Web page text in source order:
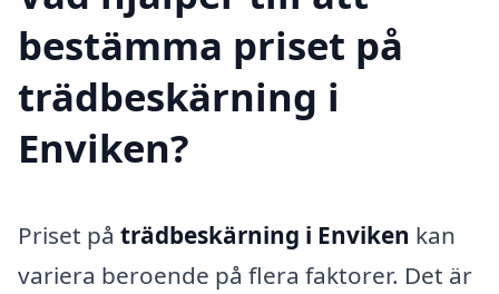
bestämma priset på
trädbeskärning i
Enviken?
Priset på trädbeskärning i Enviken kan
variera beroende på flera faktorer. Det är